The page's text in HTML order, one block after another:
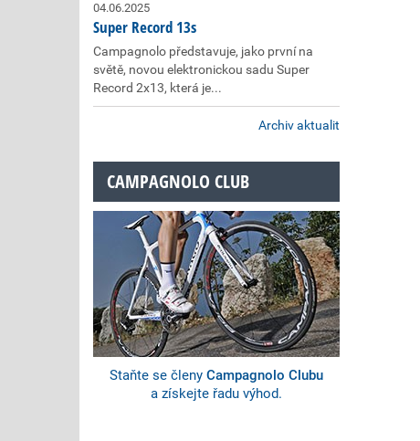
04.06.2025
Super Record 13s
Campagnolo představuje, jako první na
světě, novou elektronickou sadu Super
Record 2x13, která je...
Archiv aktualit
CAMPAGNOLO CLUB
Staňte se členy Campagnolo Clubu
a získejte řadu výhod.